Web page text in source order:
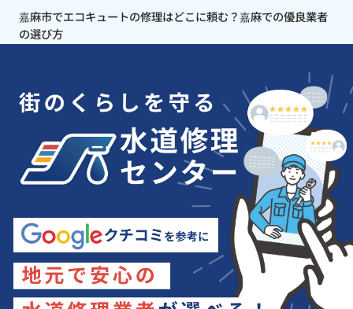
嘉麻市でエコキュートの修理はどこに頼む？嘉麻での優良業者
の選び方